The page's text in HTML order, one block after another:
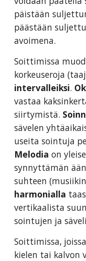
päistään
päästään
avoimena.
Soittimissa
korkeuseroja
intervalleiksi.
vastaa
siirtymistä.
sävelen
useita sointuja
Melodia on
synnyttämän
suhteen
harmonialla
vertikaalista
sointujen ja
Soittimissa,
kielen tai kalvon